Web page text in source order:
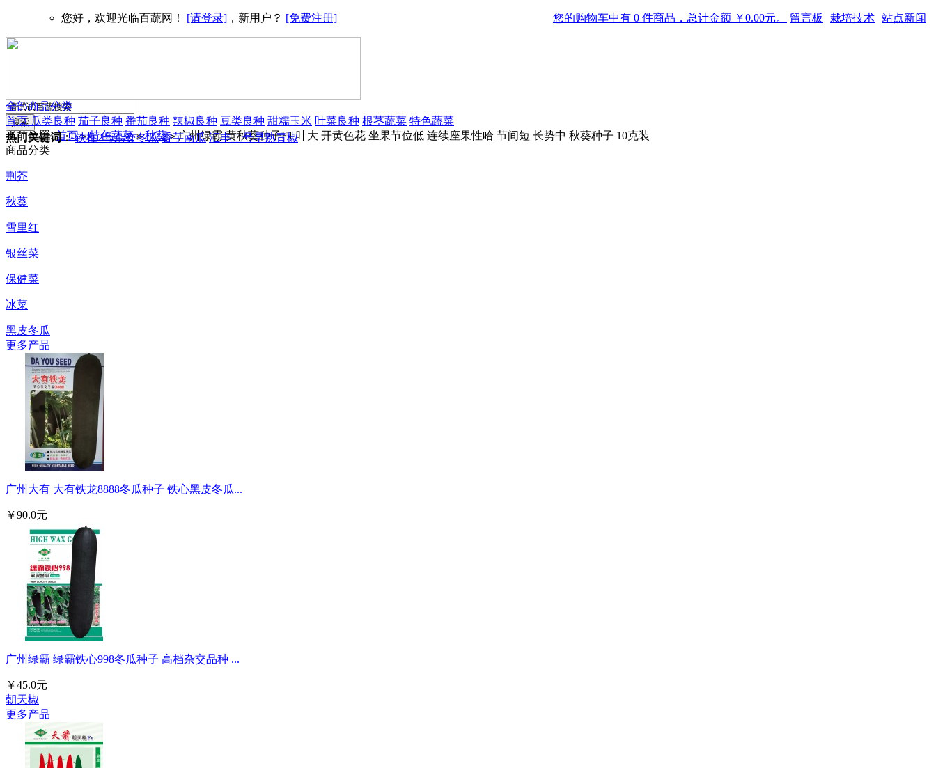
您的购物车中有 0 件商品，总计金额 ￥0.00元。 留言板 栽培技术 站点新闻
您好，欢迎光临百蔬网！ [请登录] ，新用户？ [免费注册]
热门关键词： 铁柱2号杂交冬瓜 香芋南瓜 汇丰二号早熟青椒
全部商品分类
首页 瓜类良种 茄子良种 番茄良种 辣椒良种 豆类良种 甜糯玉米 叶菜良种 根茎蔬菜 特色蔬菜
当前位置:首页 > 特色蔬菜 > 秋葵 >广州绿霸 黄秋葵种子F1 叶大 开黄色花 坐果节位低 连续座果性哈 节间短 长势中 秋葵种子 10克装
商品分类
荆芥
秋葵
雪里红
银丝菜
保健菜
冰菜
黑皮冬瓜
更多产品
广州大有 大有铁龙8888冬瓜种子 铁心黑皮冬瓜...
￥90.0元
广州绿霸 绿霸铁心998冬瓜种子 高档杂交品种 ...
￥45.0元
朝天椒
更多产品